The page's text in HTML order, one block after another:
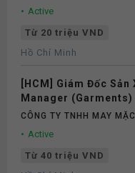
Active
Từ 20 triệu VND
Hồ Chí Minh
[HCM] Giám Đốc
Manager
CÔNG TY TNHH MAY
Active
Từ 40 triệu VND